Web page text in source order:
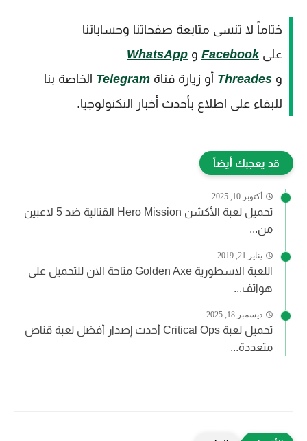
ختاماً لا تنسى متابعة صفحاتنا وحساباتنا
علىFacebook و WhatsApp
و Threades أو زيارة قناة Telegram الخاصة بنا
للبقاء على اطلاع بأحدث أخبار التكنولوجيا.
قد يعجبك أيضاً
أكتوبر 10, 2025
تحميل لعبة الأكشن Hero Mission القتالية ضد 5 لاعبين
من...
يناير 21, 2019
اللعبة الاسطورية Golden Axe متاحة الان للتحميل على
هواتف...
ديسمبر 18, 2025
تحميل لعبة Critical Ops أحدث إصدار أفضل لعبة قناص
متعددة...